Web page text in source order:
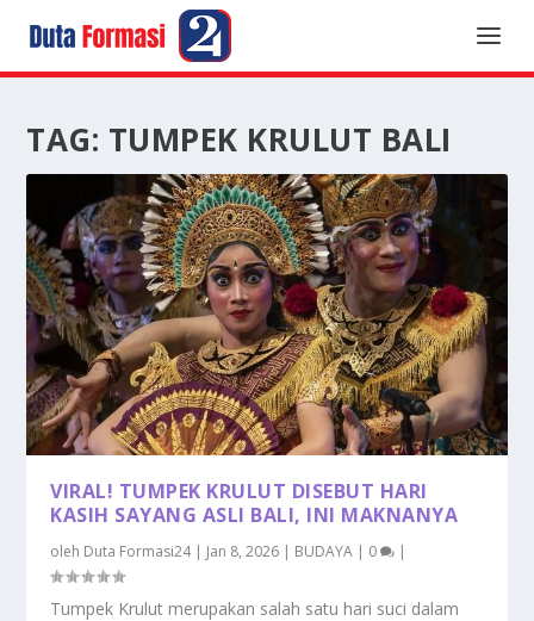
TAG: TUMPEK KRULUT BALI
VIRAL! TUMPEK KRULUT DISEBUT HARI
KASIH SAYANG ASLI BALI, INI MAKNANYA
oleh Duta Formasi24| Jan 8, 2026 | BUDAYA | 0 |
Tumpek Krulut merupakan salah satu hari suci dalam